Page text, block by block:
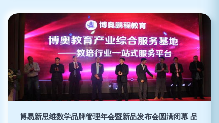
博易新思维数学品牌管理年会暨新品发布会圆满闭幕 品